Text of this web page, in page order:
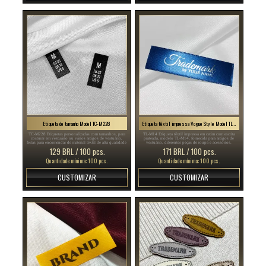
Etiqueta de tamanho Model TC-M228
TC-M228 Etiquetas personalizadas com tamanhos, para
costurar em vestuário ou vários artigos de vestuário,
feitas para encomendar de material têxtil de alta qualidade
129 BRL / 100 pcs.
Quantidade mínima: 100 pcs.
CUSTOMIZAR
Etiqueta têxtil impressa Vogue Style Model TL-M14
TL-M14 Etiqueta têxtil impressa em cetim com escrita
prateada, modelo TL-M14, fornecida para artigos de
vestuário, diferentes peças de roupa e acessórios.
171 BRL / 100 pcs.
Quantidade mínima: 100 pcs.
CUSTOMIZAR